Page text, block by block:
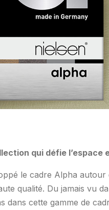
qui défie l’espace
le cadre Alpha autour
qualité. Du jamais vu
dans cette gamme de